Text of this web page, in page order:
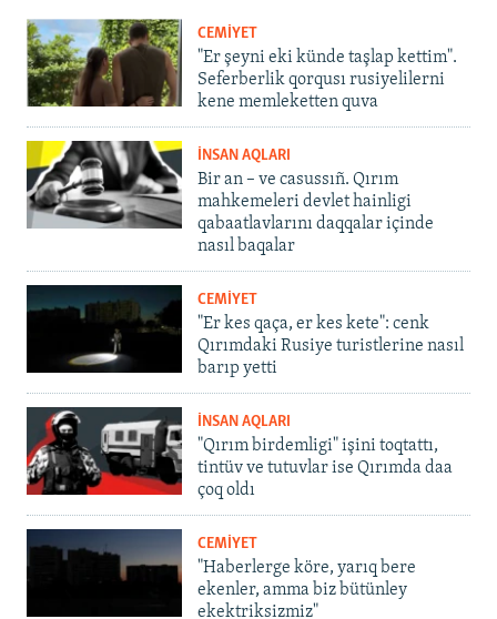
CEMİYET
"Er şeyni eki künde taşlap kettim".
Seferberlik qorqusı rusiyelilerni
kene memleketten quva
İNSAN AQLARI
Bir an – ve casussıñ. Qırım
mahkemeleri devlet hainligi
qabaatlavlarını daqqalar içinde
nasıl baqalar
CEMİYET
"Er kes qaça, er kes kete": cenk
Qırımdaki Rusiye turistlerine nasıl
barıp yetti
İNSAN AQLARI
"Qırım birdemligi" işini toqtattı,
tintüv ve tutuvlar ise Qırımda daa
çoq oldı
CEMİYET
"Haberlerge köre, yarıq bere
ekenler, amma biz bütünley
ekektriksizmiz"